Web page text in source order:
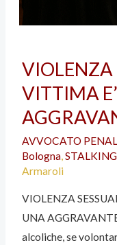
VIOLENZA
VITTIMA
AVVOCATO
Bologna,STALKING
Armaroli
VIOLENZA
UNA
alcoliche, se